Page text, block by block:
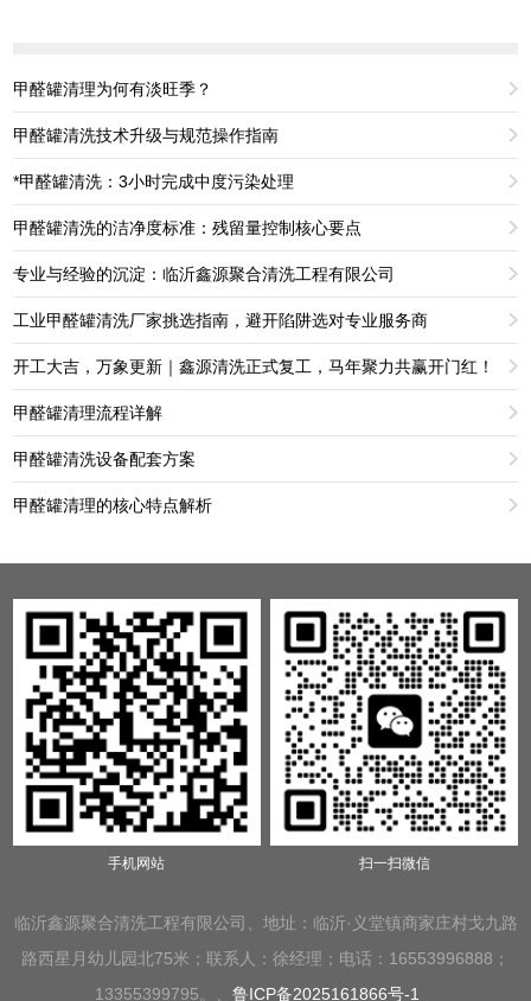
甲醛罐清理为何有淡旺季？
甲醛罐清洗技术升级与规范操作指南
*甲醛罐清洗：3小时完成中度污染处理
甲醛罐清洗的洁净度标准：残留量控制核心要点
专业与经验的沉淀：临沂鑫源聚合清洗工程有限公司
工业甲醛罐清洗厂家挑选指南，避开陷阱选对专业服务商
开工大吉，万象更新｜鑫源清洗正式复工，马年聚力共赢开门红！
甲醛罐清理流程详解
甲醛罐清洗设备配套方案
甲醛罐清理的核心特点解析
手机网站 扫一扫微信
临沂鑫源聚合清洗工程有限公司、地址：临沂·义堂镇商家庄村戈九路
路西星月幼儿园北75米；联系人：徐经理；电话：16553996888；
13355399795。、 鲁ICP备2025161866号-1